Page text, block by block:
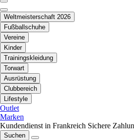
Weltmeisterschaft 2026
Fußballschuhe
Vereine
Kinder
Trainingskleidung
Torwart
Ausrüstung
Clubbereich
Lifestyle
Outlet
Marken
Kundendienst in Frankreich Sichere
Suchen